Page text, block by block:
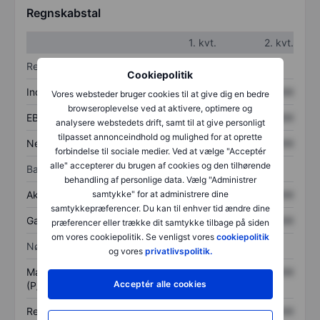
Cookiepolitik
Vores websteder bruger cookies til at give dig en bedre
browseroplevelse ved at aktivere, optimere og
analysere webstedets drift, samt til at give personligt
tilpasset annonceindhold og mulighed for at oprette
forbindelse til sociale medier. Ved at vælge "Acceptér
alle" accepterer du brugen af cookies og den tilhørende
behandling af personlige data. Vælg "Administrer
samtykke" for at administrere dine
samtykkepræferencer. Du kan til enhver tid ændre dine
præferencer eller trække dit samtykke tilbage på siden
om vores cookiepolitik. Se venligst vores cookiepolitik
og vores privatlivspolitik.
Acceptér alle cookies
Regnskabstal
1. kvt.
2. kvt.
Resultatopgørelse
Indtægter XXXXXXX XXXXXXX
EBITDA XXXXXXX XXXXXXX
Nettoresultat XXXXXXX XXXXXXX
Balance
Aktiver i alt XXXXXXX
Gæld XXXXXXX XXXXXXX
Nøgletal
Markedsværdi/omsætning
(P/S)
XXXXXXX XXXXXXX
Resultat pr. aktie (EPS) XXXXXXX XXXXXXX